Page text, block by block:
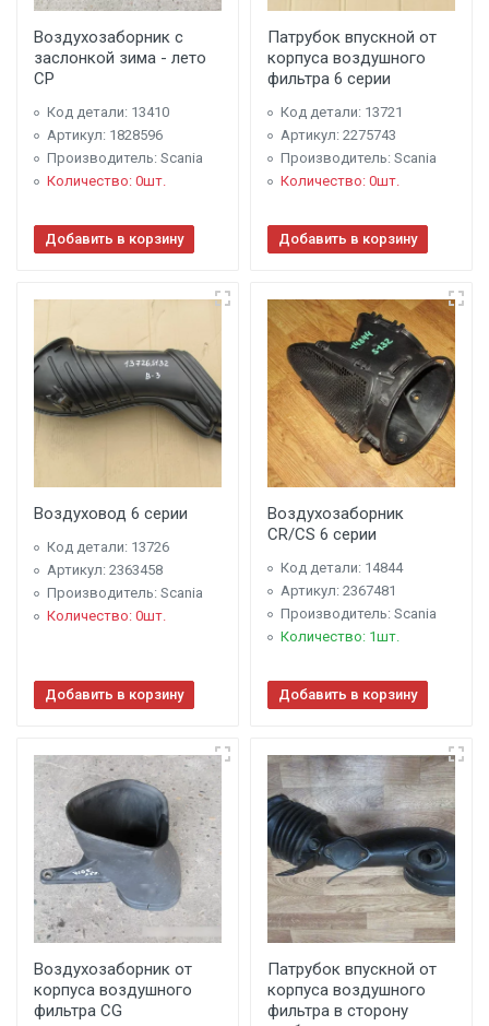
Воздухозаборник с
заслонкой зима - лето
CP
Код детали: 13410
Артикул: 1828596
Производитель: Scania
Количество: 0шт.
Добавить в корзину
Патрубок впускной от
корпуса воздушного
фильтра 6 серии
Код детали: 13721
Артикул: 2275743
Производитель: Scania
Количество: 0шт.
Добавить в корзину
Воздуховод 6 серии
Код детали: 13726
Артикул: 2363458
Производитель: Scania
Количество: 0шт.
Добавить в корзину
Воздухозаборник
CR/CS 6 серии
Код детали: 14844
Артикул: 2367481
Производитель: Scania
Количество: 1шт.
Добавить в корзину
Воздухозаборник от
корпуса воздушного
фильтра CG
Патрубок впускной от
корпуса воздушного
фильтра в сторону